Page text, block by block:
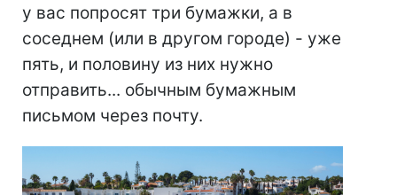
у вас попросят три бумажки, а в
соседнем (или в другом городе) - уже
пять, и половину из них нужно
отправить... обычным бумажным
письмом через почту.